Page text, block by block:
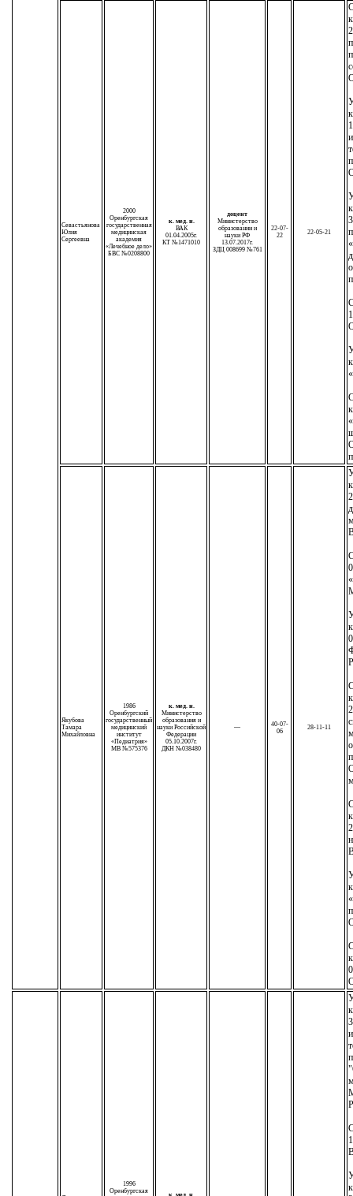
Севастьянова
Юлия
Сергеевна
2000
Оренбургская
государственная
медицинская
академия
«Лечебное дело»
БВС №0208800
к. мед. н.
ВАК
01.04.2005г.
КТ №1471010
доцент
Министерство
образовании и
науки РФ
13.07.2017г.
ЗДЦ 008699 №761
22-07-
22
22-05-21
Якубова
Тамара
Михайловна
1986
Оренбургский
государственный
медицинский
институт
«Педиатрия»
МВ №575376
к. мед. н.
Министерство
образования и
науки Российской
Федерации
05.10.2007г.
ДКН №038480
—
40-07-
06
28-11-11
1996
Оренбургская
к. мед. н.